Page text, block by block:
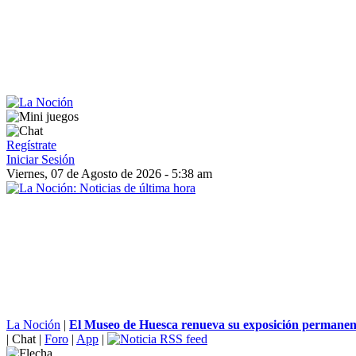
Regístrate
Iniciar Sesión
Viernes, 07 de Agosto de 2026 - 5:38 am
La Noción | El Museo de Huesca renueva su exposición
| Chat | Foro | App |